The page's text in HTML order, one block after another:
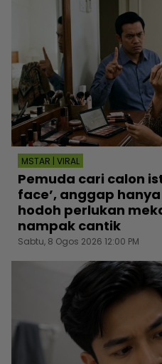
MSTAR | VIRAL
Pemuda cari calon
face’, anggap
hodoh perlukan
nampak cantik
Sabtu, 8 Ogos 2026 12:00 PM